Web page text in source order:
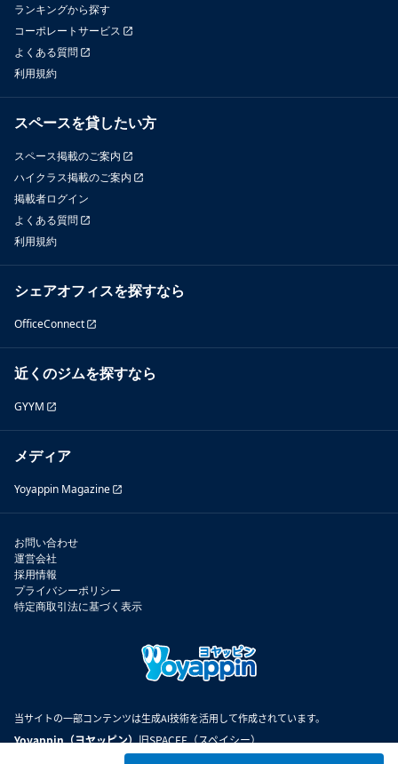
ランキングから探す
コーポレートサービス
よくある質問
利用規約
スペースを貸したい方
スペース掲載のご案内
ハイクラス掲載のご案内
掲載者ログイン
よくある質問
利用規約
シェアオフィスを探すなら
OfficeConnect
近くのジムを探すなら
GYYM
メディア
Yoyappin Magazine
お問い合わせ
運営会社
採用情報
プライバシーポリシー
特定商取引法に基づく表示
当サイトの一部コンテンツは生成AI技術を活用して作成されています。
Yoyappin（ヨヤッピン）旧SPACEE（スペイシー）